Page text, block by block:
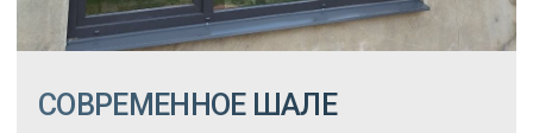
Как вызвать замерщика и
Сколько времени занимает